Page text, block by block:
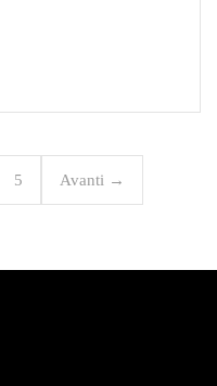
5 Avanti →